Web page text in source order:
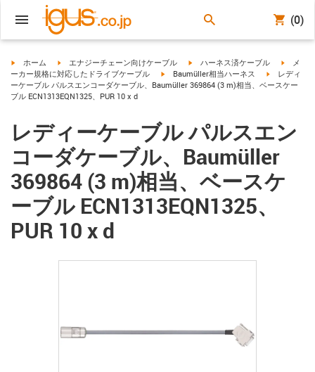
(0)
igus-icon-arrow-right
ホーム igus-icon-arrow-right
エナジーチェーン向けケーブル igus-icon-arrow-right
ハーネス済ケーブル igus-
メ
ーカー規格に対応したドライブケーブル
igus-icon-arrow-right
Baumüller相当ハーネス igus-icon-
レディ
ーケーブル パルスエンコーダケーブル、Baumüller 369864 (3 m)相当、ベースケー
ブル ECN1313EQN1325、PUR 10 x d
レディーケーブル パルスエン
コーダケーブル、Baumüller
369864 (3 m)相当、ベースケ
ーブル ECN1313EQN1325、
PUR 10 x d